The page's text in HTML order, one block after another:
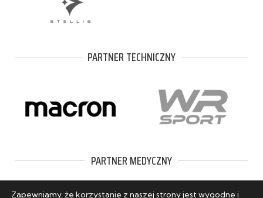
PARTNER TECHNICZNY
PARTNER MEDYCZNY
Zapewniamy, że korzystanie z naszej strony jest wygodne i